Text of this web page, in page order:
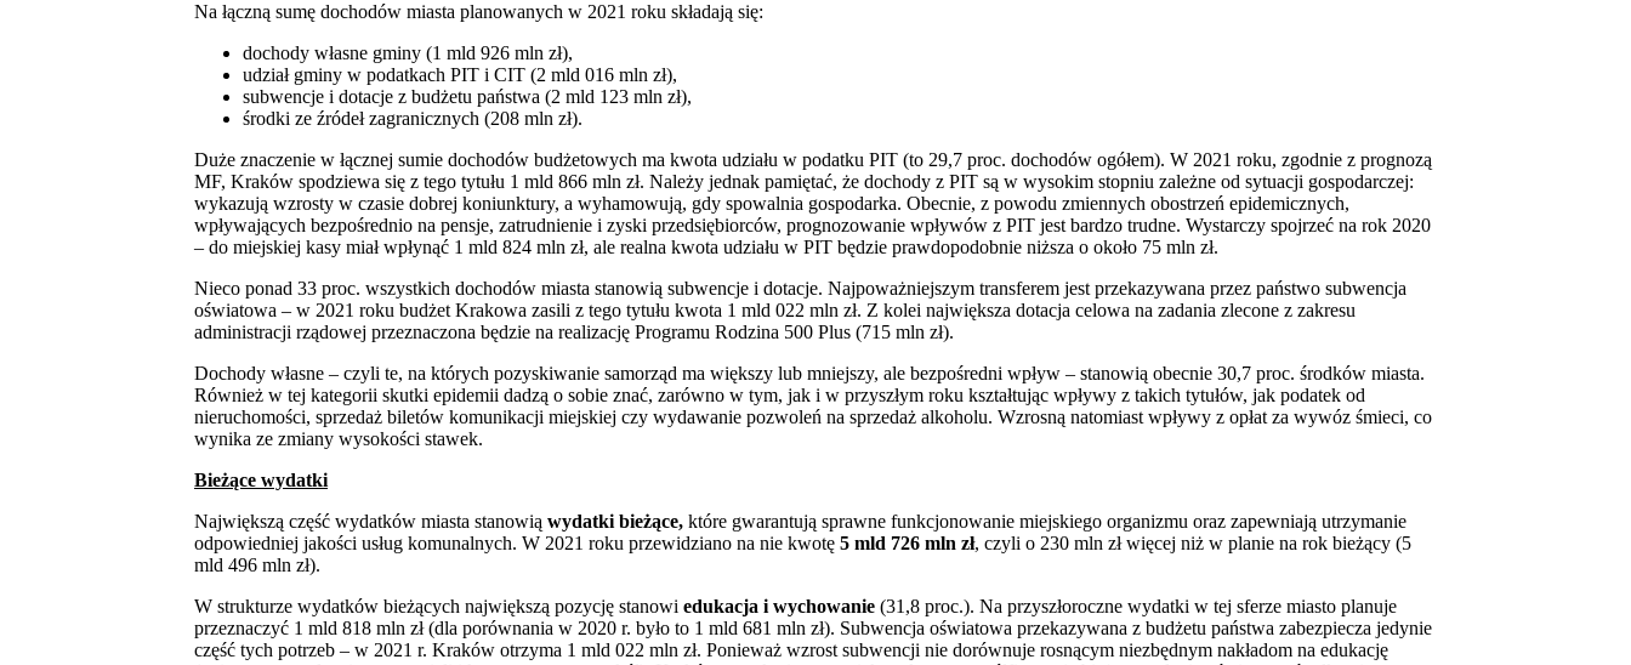
Na łączną sumę dochodów miasta planowanych w 2021 roku składają się:
dochody własne gminy (1 mld 926 mln zł),
udział gminy w podatkach PIT i CIT (2 mld 016 mln zł),
subwencje i dotacje z budżetu państwa (2 mld 123 mln zł),
środki ze źródeł zagranicznych (208 mln zł).
Duże znaczenie w łącznej sumie dochodów budżetowych ma kwota udziału w podatku PIT (to 29,7 proc. dochodów ogółem). W 2021 roku, zgodnie z prognozą
MF, Kraków spodziewa się z tego tytułu 1 mld 866 mln zł. Należy jednak pamiętać, że dochody z PIT są w wysokim stopniu zależne od sytuacji gospodarczej:
wykazują wzrosty w czasie dobrej koniunktury, a wyhamowują, gdy spowalnia gospodarka. Obecnie, z powodu zmiennych obostrzeń epidemicznych,
wpływających bezpośrednio na pensje, zatrudnienie i zyski przedsiębiorców, prognozowanie wpływów z PIT jest bardzo trudne. Wystarczy spojrzeć na rok 2020
– do miejskiej kasy miał wpłynąć 1 mld 824 mln zł, ale realna kwota udziału w PIT będzie prawdopodobnie niższa o około 75 mln zł.
Nieco ponad 33 proc. wszystkich dochodów miasta stanowią subwencje i dotacje. Najpoważniejszym transferem jest przekazywana przez państwo subwencja
oświatowa – w 2021 roku budżet Krakowa zasili z tego tytułu kwota 1 mld 022 mln zł. Z kolei największa dotacja celowa na zadania zlecone z zakresu
administracji rządowej przeznaczona będzie na realizację Programu Rodzina 500 Plus (715 mln zł).
Dochody własne – czyli te, na których pozyskiwanie samorząd ma większy lub mniejszy, ale bezpośredni wpływ – stanowią obecnie 30,7 proc. środków miasta.
Również w tej kategorii skutki epidemii dadzą o sobie znać, zarówno w tym, jak i w przyszłym roku kształtując wpływy z takich tytułów, jak podatek od
nieruchomości, sprzedaż biletów komunikacji miejskiej czy wydawanie pozwoleń na sprzedaż alkoholu. Wzrosną natomiast wpływy z opłat za wywóz śmieci, co
wynika ze zmiany wysokości stawek.
Bieżące wydatki
Największą część wydatków miasta stanowią wydatki bieżące, które gwarantują sprawne funkcjonowanie miejskiego organizmu oraz zapewniają utrzymanie
odpowiedniej jakości usług komunalnych. W 2021 roku przewidziano na nie kwotę 5 mld 726 mln zł, czyli o 230 mln zł więcej niż w planie na rok bieżący (5
mld 496 mln zł).
W strukturze wydatków bieżących największą pozycję stanowi edukacja i wychowanie (31,8 proc.). Na przyszłoroczne wydatki w tej sferze miasto planuje
przeznaczyć 1 mld 818 mln zł (dla porównania w 2020 r. było to 1 mld 681 mln zł). Subwencja oświatowa przekazywana z budżetu państwa zabezpiecza jedynie
część tych potrzeb – w 2021 r. Kraków otrzyma 1 mld 022 mln zł. Ponieważ wzrost subwencji nie dorównuje rosnącym niezbędnym nakładom na edukację